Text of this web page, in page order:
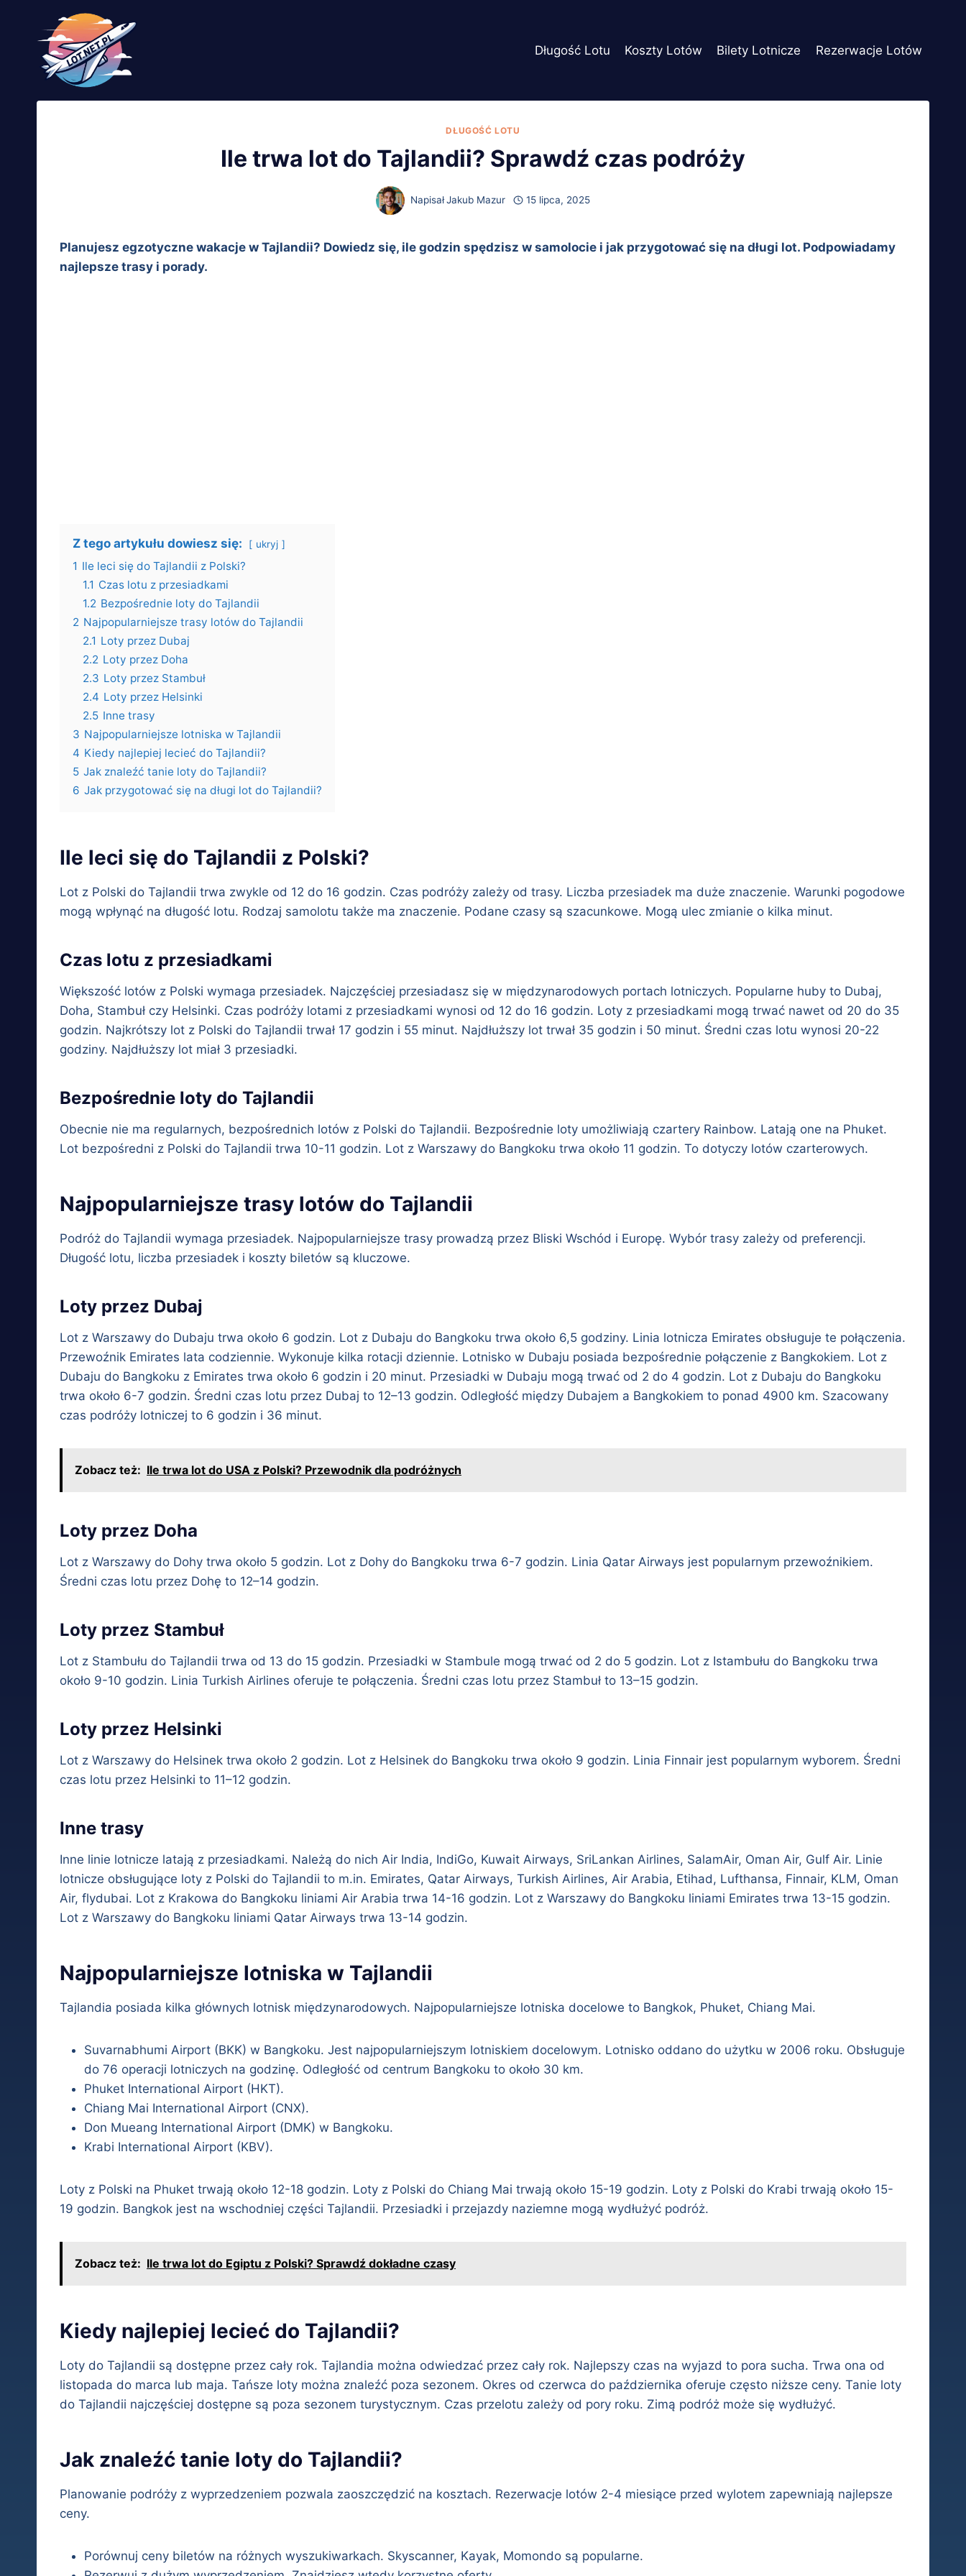
Długość Lotu Koszty Lotów Bilety Lotnicze Rezerwacje Lotów
DŁUGOŚĆ LOTU
Ile trwa lot do Tajlandii? Sprawdź czas podróży
NapisałJakub Mazur 15 lipca, 2025
Planujesz egzotyczne wakacje w Tajlandii? Dowiedz się, ile godzin spędzisz w samolocie i jak przygotować się na długi lot. Podpowiadamy
najlepsze trasy i porady.
Z tego artykułu dowiesz się: ukryj
1 Ile leci się do Tajlandii z Polski?
1.1 Czas lotu z przesiadkami
1.2 Bezpośrednie loty do Tajlandii
2 Najpopularniejsze trasy lotów do Tajlandii
2.1 Loty przez Dubaj
2.2 Loty przez Doha
2.3 Loty przez Stambuł
2.4 Loty przez Helsinki
2.5 Inne trasy
3 Najpopularniejsze lotniska w Tajlandii
4 Kiedy najlepiej lecieć do Tajlandii?
5 Jak znaleźć tanie loty do Tajlandii?
6 Jak przygotować się na długi lot do Tajlandii?
Ile leci się do Tajlandii z Polski?
Lot z Polski do Tajlandii trwa zwykle od 12 do 16 godzin. Czas podróży zależy od trasy. Liczba przesiadek ma duże znaczenie. Warunki pogodowe
mogą wpłynąć na długość lotu. Rodzaj samolotu także ma znaczenie. Podane czasy są szacunkowe. Mogą ulec zmianie o kilka minut.
Czas lotu z przesiadkami
Większość lotów z Polski wymaga przesiadek. Najczęściej przesiadasz się w międzynarodowych portach lotniczych. Popularne huby to Dubaj,
Doha, Stambuł czy Helsinki. Czas podróży lotami z przesiadkami wynosi od 12 do 16 godzin. Loty z przesiadkami mogą trwać nawet od 20 do 35
godzin. Najkrótszy lot z Polski do Tajlandii trwał 17 godzin i 55 minut. Najdłuższy lot trwał 35 godzin i 50 minut. Średni czas lotu wynosi 20-22
godziny. Najdłuższy lot miał 3 przesiadki.
Bezpośrednie loty do Tajlandii
Obecnie nie ma regularnych, bezpośrednich lotów z Polski do Tajlandii. Bezpośrednie loty umożliwiają czartery Rainbow. Latają one na Phuket.
Lot bezpośredni z Polski do Tajlandii trwa 10-11 godzin. Lot z Warszawy do Bangkoku trwa około 11 godzin. To dotyczy lotów czarterowych.
Najpopularniejsze trasy lotów do Tajlandii
Podróż do Tajlandii wymaga przesiadek. Najpopularniejsze trasy prowadzą przez Bliski Wschód i Europę. Wybór trasy zależy od preferencji.
Długość lotu, liczba przesiadek i koszty biletów są kluczowe.
Loty przez Dubaj
Lot z Warszawy do Dubaju trwa około 6 godzin. Lot z Dubaju do Bangkoku trwa około 6,5 godziny. Linia lotnicza Emirates obsługuje te połączenia.
Przewoźnik Emirates lata codziennie. Wykonuje kilka rotacji dziennie. Lotnisko w Dubaju posiada bezpośrednie połączenie z Bangkokiem. Lot z
Dubaju do Bangkoku z Emirates trwa około 6 godzin i 20 minut. Przesiadki w Dubaju mogą trwać od 2 do 4 godzin. Lot z Dubaju do Bangkoku
trwa około 6-7 godzin. Średni czas lotu przez Dubaj to 12–13 godzin. Odległość między Dubajem a Bangkokiem to ponad 4900 km. Szacowany
czas podróży lotniczej to 6 godzin i 36 minut.
Zobacz też: Ile trwa lot do USA z Polski? Przewodnik dla podróżnych
Loty przez Doha
Lot z Warszawy do Dohy trwa około 5 godzin. Lot z Dohy do Bangkoku trwa 6-7 godzin. Linia Qatar Airways jest popularnym przewoźnikiem.
Średni czas lotu przez Dohę to 12–14 godzin.
Loty przez Stambuł
Lot z Stambułu do Tajlandii trwa od 13 do 15 godzin. Przesiadki w Stambule mogą trwać od 2 do 5 godzin. Lot z Istambułu do Bangkoku trwa
około 9-10 godzin. Linia Turkish Airlines oferuje te połączenia. Średni czas lotu przez Stambuł to 13–15 godzin.
Loty przez Helsinki
Lot z Warszawy do Helsinek trwa około 2 godzin. Lot z Helsinek do Bangkoku trwa około 9 godzin. Linia Finnair jest popularnym wyborem. Średni
czas lotu przez Helsinki to 11–12 godzin.
Inne trasy
Inne linie lotnicze latają z przesiadkami. Należą do nich Air India, IndiGo, Kuwait Airways, SriLankan Airlines, SalamAir, Oman Air, Gulf Air. Linie
lotnicze obsługujące loty z Polski do Tajlandii to m.in. Emirates, Qatar Airways, Turkish Airlines, Air Arabia, Etihad, Lufthansa, Finnair, KLM, Oman
Air, flydubai. Lot z Krakowa do Bangkoku liniami Air Arabia trwa 14-16 godzin. Lot z Warszawy do Bangkoku liniami Emirates trwa 13-15 godzin.
Lot z Warszawy do Bangkoku liniami Qatar Airways trwa 13-14 godzin.
Najpopularniejsze lotniska w Tajlandii
Tajlandia posiada kilka głównych lotnisk międzynarodowych. Najpopularniejsze lotniska docelowe to Bangkok, Phuket, Chiang Mai.
Suvarnabhumi Airport (BKK) w Bangkoku. Jest najpopularniejszym lotniskiem docelowym. Lotnisko oddano do użytku w 2006 roku. Obsługuje
do 76 operacji lotniczych na godzinę. Odległość od centrum Bangkoku to około 30 km.
Phuket International Airport (HKT).
Chiang Mai International Airport (CNX).
Don Mueang International Airport (DMK) w Bangkoku.
Krabi International Airport (KBV).
Loty z Polski na Phuket trwają około 12-18 godzin. Loty z Polski do Chiang Mai trwają około 15-19 godzin. Loty z Polski do Krabi trwają około 15-
19 godzin. Bangkok jest na wschodniej części Tajlandii. Przesiadki i przejazdy naziemne mogą wydłużyć podróż.
Zobacz też: Ile trwa lot do Egiptu z Polski? Sprawdź dokładne czasy
Kiedy najlepiej lecieć do Tajlandii?
Loty do Tajlandii są dostępne przez cały rok. Tajlandia można odwiedzać przez cały rok. Najlepszy czas na wyjazd to pora sucha. Trwa ona od
listopada do marca lub maja. Tańsze loty można znaleźć poza sezonem. Okres od czerwca do października oferuje często niższe ceny. Tanie loty
do Tajlandii najczęściej dostępne są poza sezonem turystycznym. Czas przelotu zależy od pory roku. Zimą podróż może się wydłużyć.
Jak znaleźć tanie loty do Tajlandii?
Planowanie podróży z wyprzedzeniem pozwala zaoszczędzić na kosztach. Rezerwacje lotów 2-4 miesiące przed wylotem zapewniają najlepsze
ceny.
Porównuj ceny biletów na różnych wyszukiwarkach. Skyscanner, Kayak, Momondo są popularne.